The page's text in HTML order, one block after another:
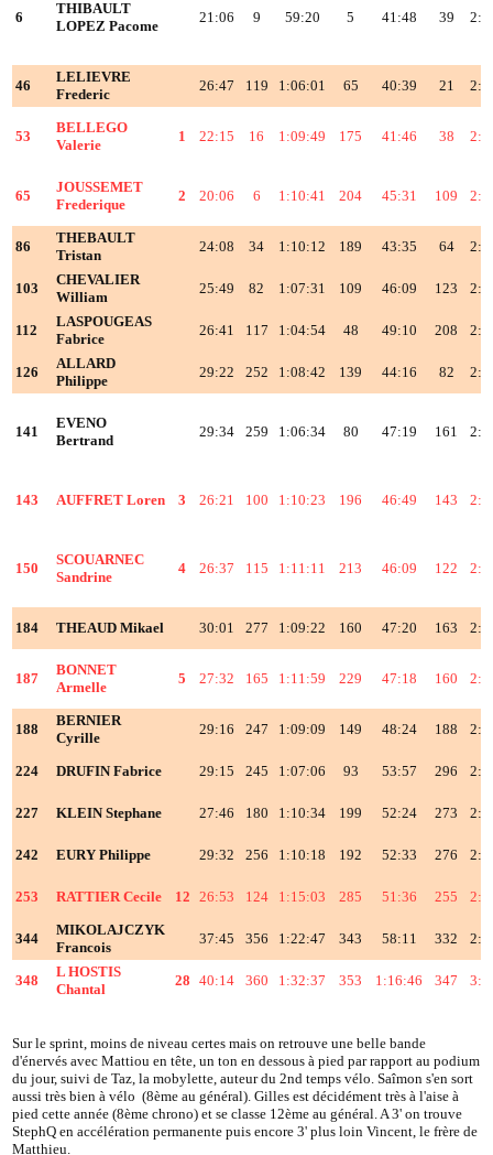
6
THIBAULT
LOPEZ Pacome
21:06 9 59:20 5 41:48 39
46
LELIEVRE
Frederic
26:47 119 1:06:01 65 40:39 21
53
BELLEGO
Valerie
1 22:15 16 1:09:49 175 41:46 38
65
JOUSSEMET
Frederique
2 20:06 6 1:10:41 204 45:31 109
86
THEBAULT
Tristan
24:08 34 1:10:12 189 43:35 64
103
CHEVALIER
William
25:49 82 1:07:31 109 46:09 123
112
LASPOUGEAS
Fabrice
26:41 117 1:04:54 48 49:10 208
126
ALLARD
Philippe
29:22 252 1:08:42 139 44:16 82
141
EVENO
Bertrand
29:34 259 1:06:34 80 47:19 161
143 AUFFRET Loren 3 26:21 100 1:10:23 196 46:49 143
150
SCOUARNEC
Sandrine
4 26:37 115 1:11:11 213 46:09 122
184 THEAUD Mikael 30:01 277 1:09:22 160 47:20 163
187
BONNET
Armelle
5 27:32 165 1:11:59 229 47:18 160
188
BERNIER
Cyrille
29:16 247 1:09:09 149 48:24 188
224 DRUFIN Fabrice 29:15 245 1:07:06 93 53:57 296
227 KLEIN Stephane 27:46 180 1:10:34 199 52:24 273
242 EURY Philippe 29:32 256 1:10:18 192 52:33 276
253 RATTIER Cecile 12 26:53 124 1:15:03 285 51:36 255
344
MIKOLAJCZYK
Francois
37:45 356 1:22:47 343 58:11 332
348
L HOSTIS
Chantal
28 40:14 360 1:32:37 353 1:16:46 347
Sur le sprint, moins de niveau certes mais on retrouve une belle bande
d'énervés avec Mattiou en tête, un ton en dessous à pied par rapport au podium
du jour, suivi de Taz, la mobylette, auteur du 2nd temps vélo. Saîmon s'en sort
aussi très bien à vélo (8ème au général). Gilles est décidément très à l'aise à
pied cette année (8ème chrono) et se classe 12ème au général. A 3' on trouve
StephQ en accélération permanente puis encore 3' plus loin Vincent, le frère de
Matthieu.